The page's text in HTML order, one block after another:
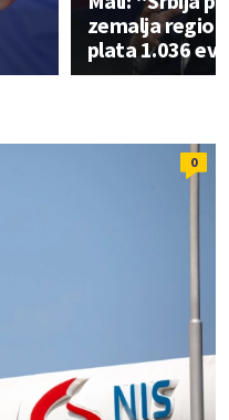
zemalja
plata 1.036
0